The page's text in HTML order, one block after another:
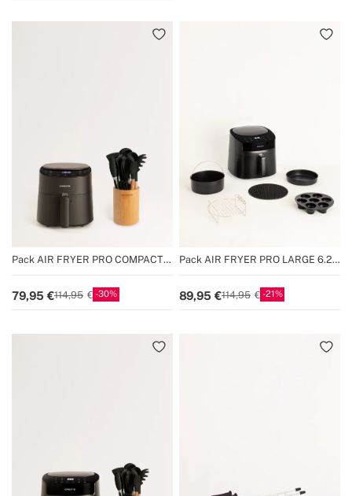
Pack AIR FRYER PRO COMPACT
79,95 114,95 30
Pack AIR FRYER PRO LARGE 6.2 L
89,95 114,95 21